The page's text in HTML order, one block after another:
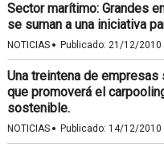
Sector marítimo: Grandes
se suman a una iniciativa
NOTICIAS · Publicado: 21/12/2010
Una treintena de
que promoverá el
sostenible.
NOTICIAS · Publicado: 14/12/2010